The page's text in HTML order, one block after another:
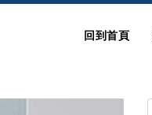
回到首頁